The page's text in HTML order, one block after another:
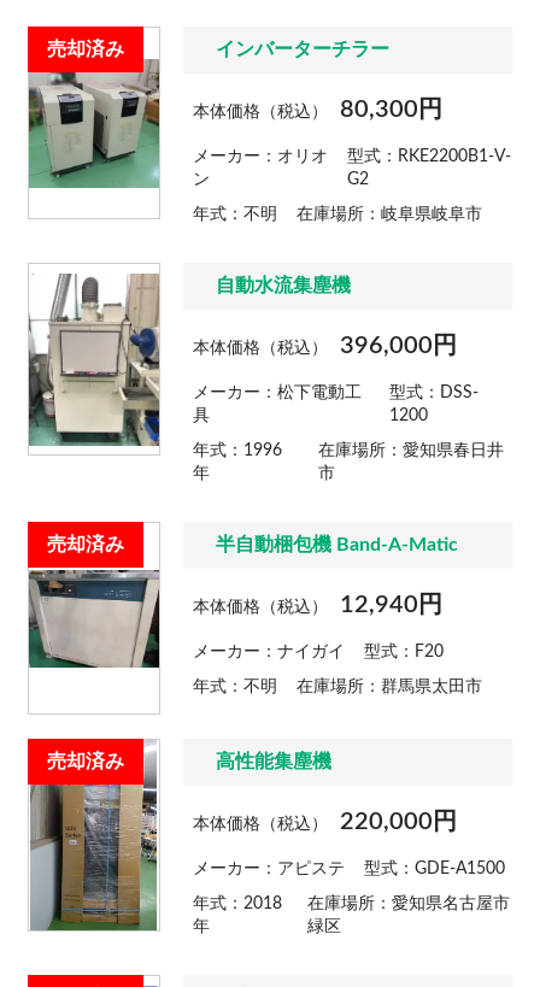
売却済み インバーターチラー
本体価格（税込） 80,300円
メーカー：オリオ
ン
型式：RKE2200B1-V-
G2
年式：不明 在庫場所：岐阜県岐阜市
自動水流集塵機
本体価格（税込） 396,000円
メーカー：松下電動工
具
型式：DSS-
1200
年式：1996
年
在庫場所：愛知県春日井
市
売却済み 半自動梱包機 Band-A-Matic
本体価格（税込） 12,940円
メーカー：ナイガイ 型式：F20
年式：不明 在庫場所：群馬県太田市
売却済み 高性能集塵機
本体価格（税込） 220,000円
メーカー：アピステ 型式：GDE-A1500
年式：2018
年
在庫場所：愛知県名古屋市
緑区